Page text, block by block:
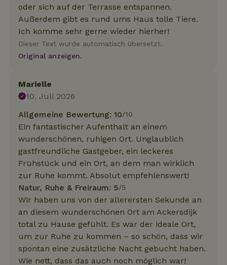
oder sich auf der Terrasse entspannen.
Außerdem gibt es rund ums Haus tolle Tiere.
Ich komme sehr gerne wieder hierher!
Dieser Text wurde automatisch übersetzt.
Original anzeigen.
Marielle
10. Juli 2026
Allgemeine Bewertung: 10/10
Ein fantastischer Aufenthalt an einem
wunderschönen, ruhigen Ort. Unglaublich
gastfreundliche Gastgeber, ein leckeres
Frühstück und ein Ort, an dem man wirklich
zur Ruhe kommt. Absolut empfehlenswert!
Natur, Ruhe & Freiraum: 5/5
Wir haben uns von der allerersten Sekunde an
an diesem wunderschönen Ort am Ackersdijk
total zu Hause gefühlt. Es war der ideale Ort,
um zur Ruhe zu kommen – so schön, dass wir
spontan eine zusätzliche Nacht gebucht haben.
Wie nett, dass das auch noch möglich war!